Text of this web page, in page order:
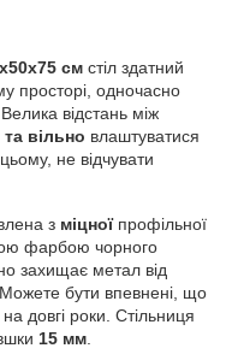
см стіл здатний
просторі, одночасно
відстань між
вільно влаштуватися
не відчувати
з міцноїпрофільної
фарбою чорного
захищає метал від
бути впевнені, що
довгі роки. Стільниця
15 мм